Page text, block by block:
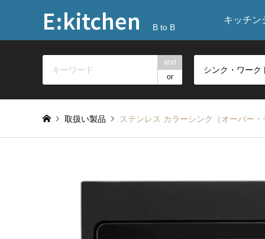
E:kitchen B to B
キッチン
and
or
取扱い製品 ステンレス カラーシンク（オーバー